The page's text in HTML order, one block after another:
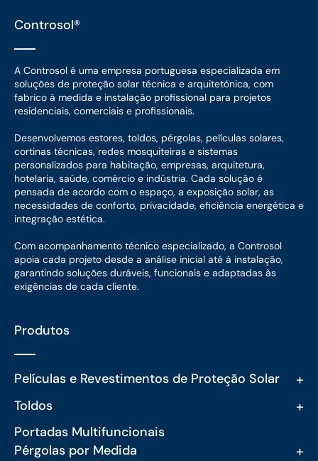
Controsol®
A Controsol é uma empresa portuguesa especializada em
soluções de proteção solar técnica e arquitetónica, com
fabrico à medida e instalação profissional para projetos
residenciais, comerciais e profissionais.
Desenvolvemos estores, toldos, pérgolas, películas solares,
cortinas técnicas, redes mosquiteiras e sistemas
personalizados para habitação, empresas, arquitetura,
hotelaria, saúde, comércio e indústria. Cada solução é
pensada de acordo com o espaço, a exposição solar, as
necessidades de conforto, privacidade, eficiência energética e
integração estética.
Com acompanhamento técnico especializado, a Controsol
apoia cada projeto desde a análise inicial até à instalação,
garantindo soluções duráveis, funcionais e adaptadas às
exigências de cada cliente.
Produtos
Películas e Revestimentos de Proteção Solar +
Toldos +
Portadas Multifuncionais
Pérgolas por Medida
+